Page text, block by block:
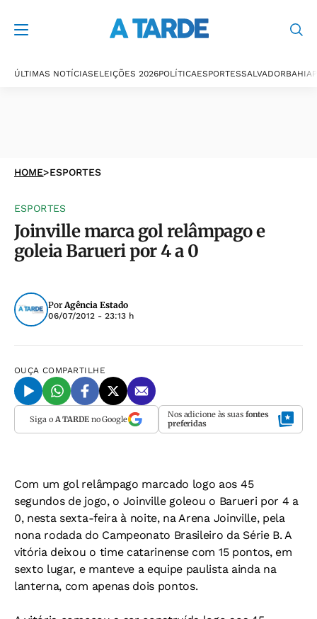
ÚLTIMAS NOTÍCIASELEIÇÕES 2026POLÍTICAESPORTESSALVADORBAHIA
HOME>ESPORTES
ESPORTES
Joinville marca gol relâmpago e
goleia Barueri por 4 a 0
PorAgência Estado
06/07/2012 - 23:13 h
OUÇA COMPARTILHE
Siga o A TARDEno Google Nos adicione às suas fontes
preferidas
Com um gol relâmpago marcado logo aos 45
segundos de jogo, o Joinville goleou o Barueri por 4 a
0, nesta sexta-feira à noite, na Arena Joinville, pela
nona rodada do Campeonato Brasileiro da Série B. A
vitória deixou o time catarinense com 15 pontos, em
sexto lugar, e manteve a equipe paulista ainda na
lanterna, com apenas dois pontos.